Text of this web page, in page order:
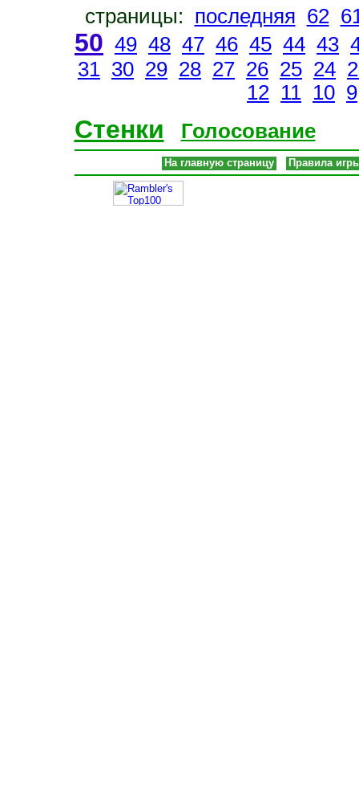
страницы: последняя 62
50 49 48 47 46 45 44 43
31
30 29 28 27 26 25 24
12
11 10 9
Стенки Голосование
На главную страницу Правила